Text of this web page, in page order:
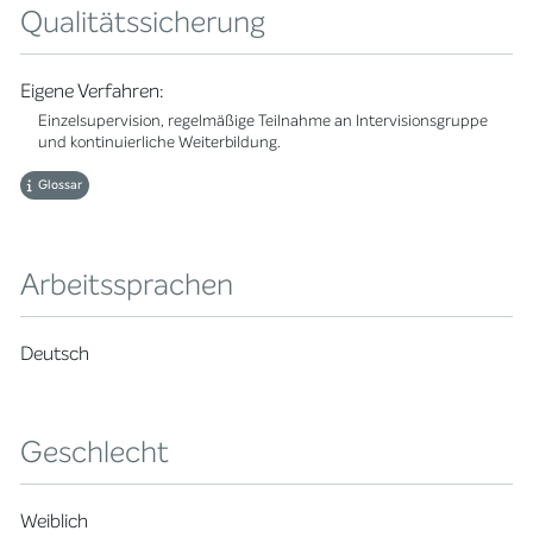
Qualitätssicherung
Eigene Verfahren:
Einzelsupervision, regelmäßige Teilnahme an Intervisionsgruppe
und kontinuierliche Weiterbildung.
Glossar
Arbeitssprachen
Deutsch
Geschlecht
Weiblich